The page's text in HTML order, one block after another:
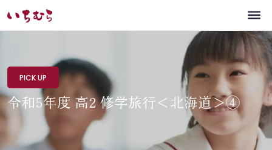
PICK UP
令和5年度 高2 修学旅行＜北海道＞④